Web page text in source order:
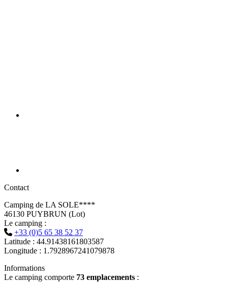
Contact
Camping de LA SOLE****
46130 PUYBRUN (Lot)
Le camping :
+33 (0)5 65 38 52 37
Latitude : 44.91438161803587
Longitude : 1.7928967241079878
Informations
Le camping comporte 73 emplacements :